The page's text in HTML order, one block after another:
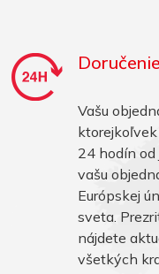
Vašu
24 hodín
vašu
Európskej
sveta.
nájdete
všetkých